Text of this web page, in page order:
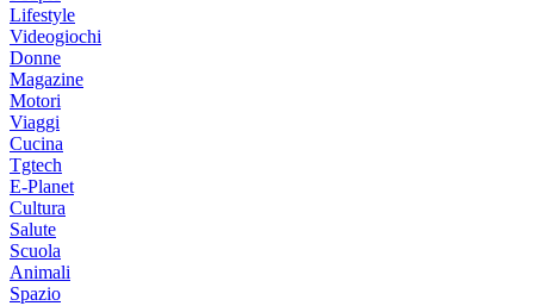
Lifestyle
Videogiochi
Donne
Magazine
Motori
Viaggi
Cucina
Tgtech
E-Planet
Cultura
Salute
Scuola
Animali
Spazio